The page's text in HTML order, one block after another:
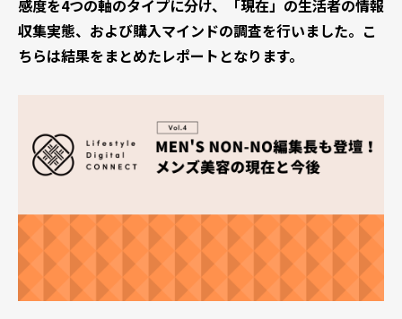
感度を4つの軸のタイプに分け、「現在」の生活者の情報
収集実態、および購入マインドの調査を行いました。こ
ちらは結果をまとめたレポートとなります。